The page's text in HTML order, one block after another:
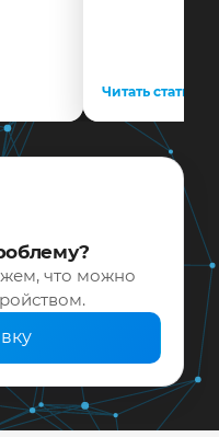
Читать статью
что можно